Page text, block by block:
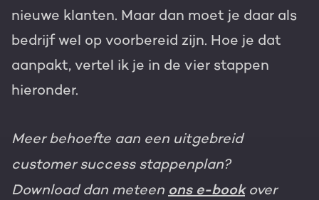
nieuwe klanten. Maar dan moet je daar als
bedrijf wel op voorbereid zijn. Hoe je dat
aanpakt, vertel ik je in de vier stappen
hieronder.
Meer behoefte aan een uitgebreid
customer success stappenplan?
Download dan meteen ons e-bookover